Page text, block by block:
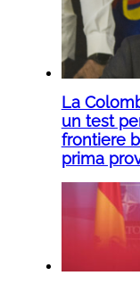
La
un test
frontiere
prima